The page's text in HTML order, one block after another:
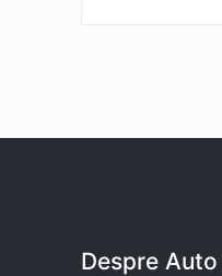
Despre Auto